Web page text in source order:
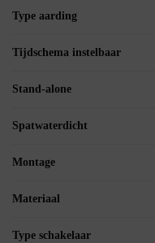
Type aarding
Tijdschema instelbaar
Stand-alone
Spatwaterdicht
Montage
Materiaal
Type schakelaar